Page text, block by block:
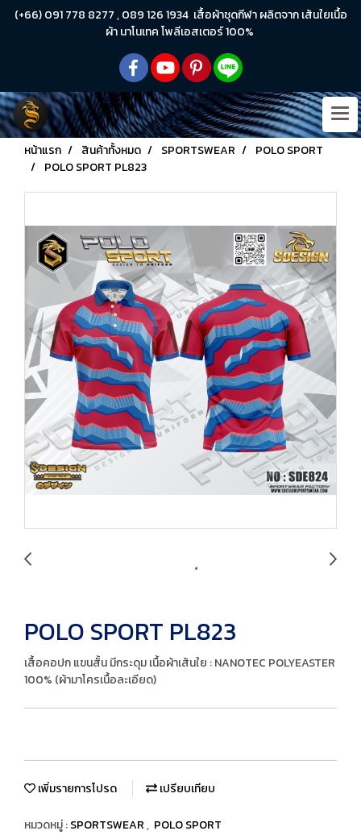
(+66) 091 778 8277 , 089 126 1934 เสื้อผ้าชุดกีฬา ผลิตจาก เส้นใยเนื้อ
ผ้า นาโนเทค โพลีเอสเตอร์ 100%
หน้าแรก สินค้าทั้งหมด SPORTSWEAR
POLO SPORT
POLO SPORT PL823
POLO SPORT PL823
เสื้อคอปก แขนสั้น มีกระดุม เนื้อผ้าเส้นใย : NANOTEC POLYEASTER
100% (ผ้ามาโครเนื้อละเอียด)
เพิ่มรายการโปรด เปรียบเทียบ
หมวดหมู่ :SPORTSWEAR, POLO SPORT